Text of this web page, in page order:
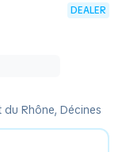
DEALER
Rhône, Décines